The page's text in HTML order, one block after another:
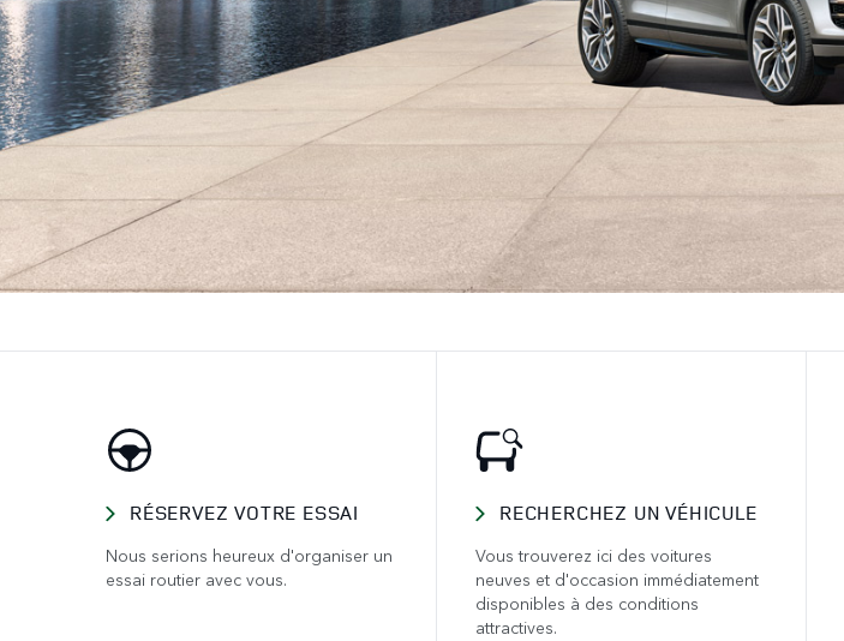
RÉSERVEZ VOTRE ESSAI
Nous serions heureux d'organiser un
essai routier avec vous.
RECHERCHEZ UN VÉHICULE
Vous trouverez ici des voitures
neuves et d'occasion immédiatement
disponibles à des conditions
attractives.